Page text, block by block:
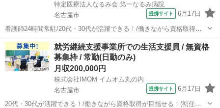
特定医療法人なるみ会 第一なるみ病院
名古屋市
提携サイト 6月17日
看護師24時間常駐/20代・30代が活躍できる！/働きながら資格取得が
目指せる！(初任者研修・実務者研修・介護福祉士) 【施設名】 特定医
療法人なるみ会 第一なるみ病院 【勤務地】 愛知県 名古屋市緑区 【ア
クセス】 ...
愛知 名古屋市 介護士
就労継続支援事業所での生活支援員 / 無資格
募集枠 / 常勤(日勤のみ)
月収200,000円
株式会社IMOM イムオム丸の内
名古屋市
提携サイト 6月17日
20代・30代が活躍できる！/働きながら資格取得が目指せる！(初任者